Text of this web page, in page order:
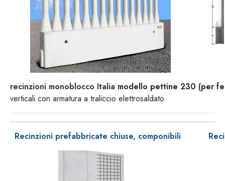
recinzioni monoblocco Italia modello pettine 230 (per
verticali con armatura a traliccio elettrosaldato.
Recinzioni prefabbricate chiuse, componibili